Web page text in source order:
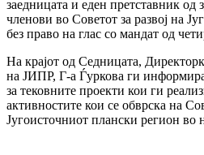
заедницата и еден претставник од
членови во Советот за развој на
без право на глас со мандат од
На крајот од Седницата,
на ЈИПР, Г-а Ѓуркова ги
за тековните проекти кои ги
активностите кои се обврска на
Југоисточниот плански регион во